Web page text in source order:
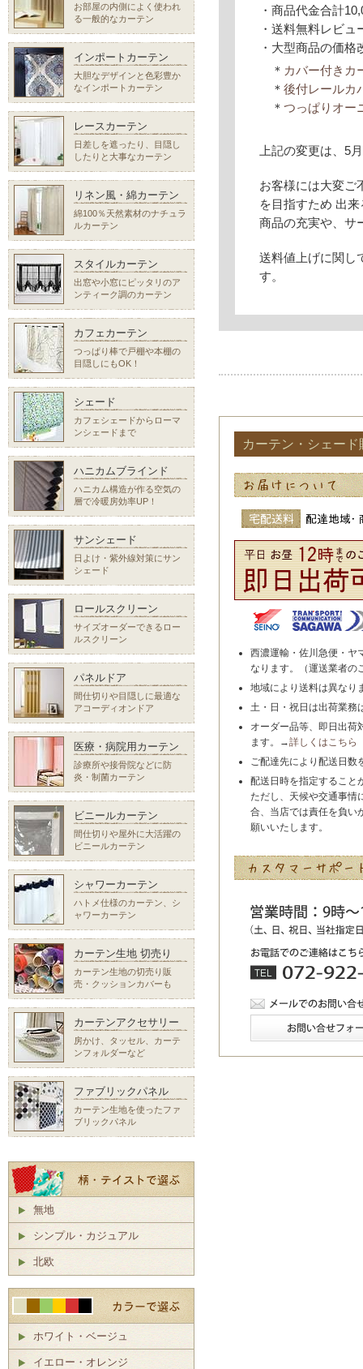
・商品代金合計
・送料無料レビ
・大型商品の価
＊ カバー付きカ
＊ 後付レールカ
＊ つっぱりオー
上記の変更は、5
お客様には大変ご
を目指すため 出
商品の充実や、サ
送料値上げに関し
す。
カーテン・シェー
西濃運輸・佐川急便・ヤ
なります。（運送業者の
地域により送料は異なり
土・日・祝日は出荷業務
オーダー品等、即日出荷
ます。→詳しくはこちら
ご配達先により配送日数
配送日時を指定すること
ただし、天候や交通事情
合、当店では責任を負い
願いいたします。
お部屋の内側によく使われ
る一般的なカーテン
インポートカーテン
大胆なデザインと色彩豊か
なインポートカーテン
レースカーテン
日差しを遮ったり、目隠し
したりと大事なカーテン
リネン風・綿カーテン
綿100％天然素材のナチュラ
ルカーテン
スタイルカーテン
出窓や小窓にピッタリのア
ンティーク調のカーテン
カフェカーテン
つっぱり棒で戸棚や本棚の
目隠しにもOK！
シェード
カフェシェードからローマ
ンシェードまで
ハニカムブラインド
ハニカム構造が作る空気の
層で冷暖房効率UP！
サンシェード
日よけ・紫外線対策にサン
シェード
ロールスクリーン
サイズオーダーできるロー
ルスクリーン
パネルドア
間仕切りや目隠しに最適な
アコーディオンドア
医療・病院用カーテン
診療所や接骨院などに防
炎・制菌カーテン
ビニールカーテン
間仕切りや屋外に大活躍の
ビニールカーテン
シャワーカーテン
ハトメ仕様のカーテン、シ
ャワーカーテン
カーテン生地 切売り
カーテン生地の切売り販
売・クッションカバーも
カーテンアクセサリー
房かけ、タッセル、カーテ
ンフォルダーなど
ファブリックパネル
カーテン生地を使ったファ
ブリックパネル
無地
シンプル・カジュアル
北欧
ホワイト・ベージュ
イエロー・オレンジ